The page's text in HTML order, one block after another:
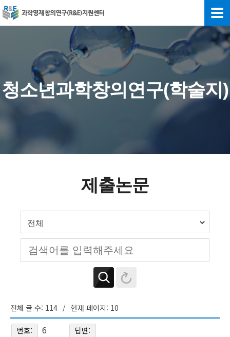
청소년과학창의연구(학술지)
제출논문
전체 글 수: 114 현재 페이지: 10
번호: 6
답변: